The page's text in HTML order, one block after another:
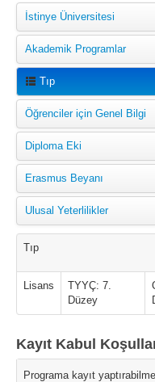
İstinye Üniversitesi
Akademik Programlar
Tıp
Öğrenciler için Genel Bilgi
Diploma Eki
Erasmus Beyanı
Ulusal Yeterlilikler
Tıp
Lisans
TYYÇ: 7.
Düzey
Kayıt Kabul
Programa kayıt